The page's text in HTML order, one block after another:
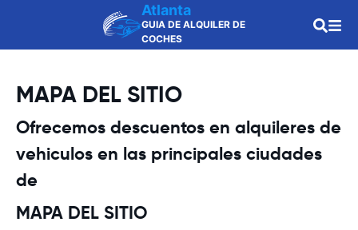
Atlanta
GUIA DE ALQUILER DE
COCHES
MAPA DEL SITIO
Ofrecemos descuentos en alquileres de
vehiculos en las principales ciudades
de
MAPA DEL SITIO